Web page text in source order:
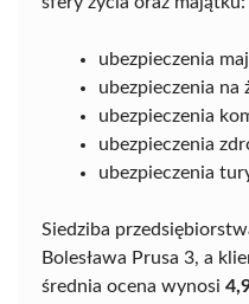
ubezpieczenia
ubezpieczenia na
ubezpieczenia
ubezpieczenia
ubezpieczenia
Siedziba
Bolesława Prusa 3, a
średnia ocena wynosi